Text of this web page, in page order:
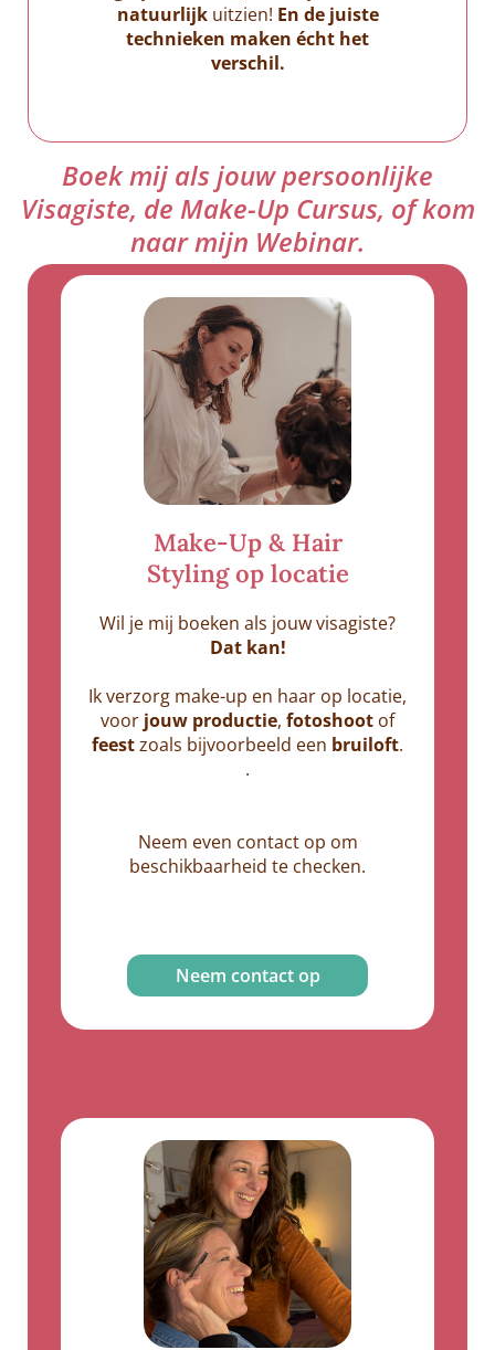
natuurlijkuitzien! En de juiste
technieken maken écht het
verschil.
Boek mij als jouw persoonlijke
Visagiste, de Make-Up Cursus, of kom
naar mijn Webinar.
Make-Up & Hair
Styling op locatie
Wil je mij boeken als jouw visagiste?
Dat kan!
Ik verzorg make-up en haar op locatie,
voor jouw productie, fotoshoot of
feestzoals bijvoorbeeld een bruiloft.
.
Neem even contact op om
beschikbaarheid te checken.
Neem contact op